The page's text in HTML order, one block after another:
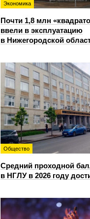
Экономика
Почти 1,8 млн
ввели в эксплуатацию
в Нижегородской
Общество
Средний проходной
в НГЛУ в 2026 году